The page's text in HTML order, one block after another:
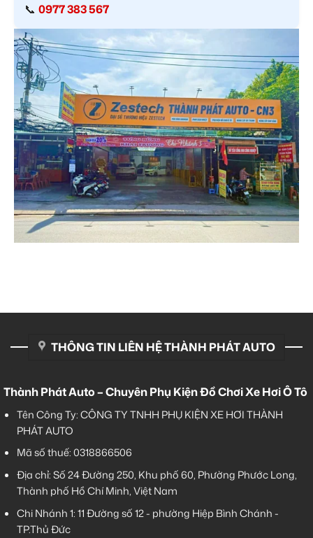
📞 0977 383 567
THÔNG TIN LIÊN HỆ THÀNH PHÁT AUTO
Thành Phát Auto – Chuyên Phụ Kiện Đồ Chơi Xe Hơi Ô Tô
Tên Công Ty: CÔNG TY TNHH PHỤ KIỆN XE HƠI THÀNH
PHÁT AUTO
Mã số thuế: 0318866506
Địa chỉ: Số 24 Đường 250, Khu phố 60, Phường Phước Long,
Thành phố Hồ Chí Minh, Việt Nam
Chi Nhánh 1:11 Đường số 12 - phường Hiệp Bình Chánh -
TP.Thủ Đức